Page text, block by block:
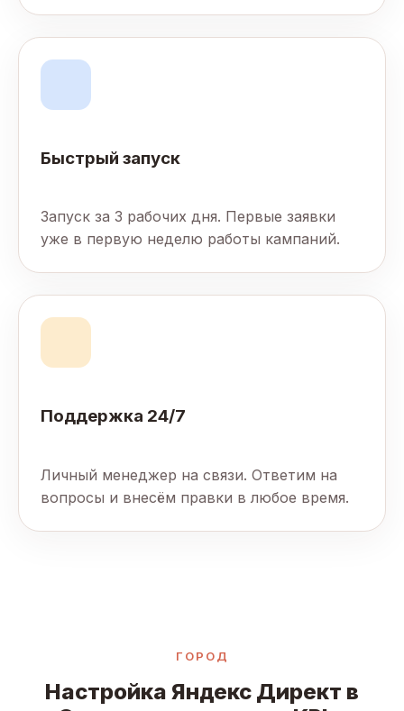
Быстрый запуск
Запуск за 3 рабочих дня. Первые заявки
уже в первую неделю работы кампаний.
Поддержка 24/7
Личный менеджер на связи. Ответим на
вопросы и внесём правки в любое время.
ГОРОД
Настройка Яндекс Директ в